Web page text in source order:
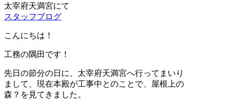
太宰府天満宮にて
スタッフブログ
こんにちは！
工務の隅田です！
先日の節分の日に、太宰府天満宮へ行ってまいり
まして、現在本殿が工事中とのことで、屋根上の
森？を見てきました。